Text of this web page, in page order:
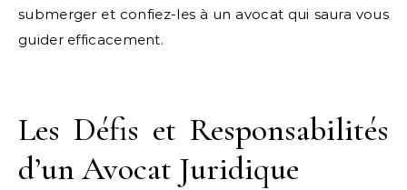
submerger et confiez-les à un avocat qui saura vous
guider efficacement.
Les Défis et Responsabilités
d’un Avocat Juridique